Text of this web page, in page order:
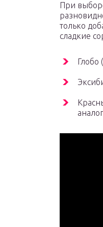
При
только
сладкие
Глобо